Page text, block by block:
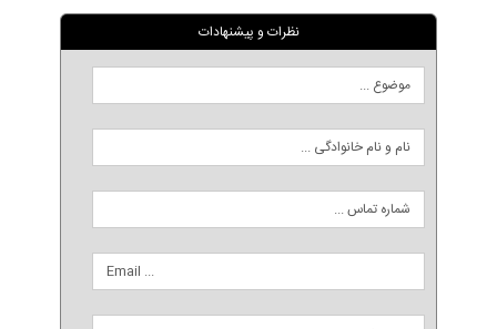
نظرات و پیشنهادات